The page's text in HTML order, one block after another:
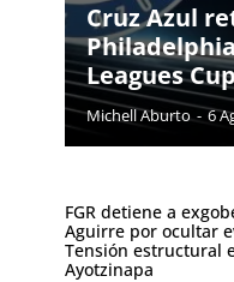
Cruz Azul
Leagues
Michell Aburto - 6
FGR detiene a
Aguirre por ocultar
Tensión estructural
Ayotzinapa